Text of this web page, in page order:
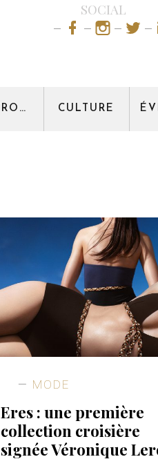
SOCIAL
GASTRONOMIE CULTURE
MODE
Eres : une première
collection croisière
signée Véronique